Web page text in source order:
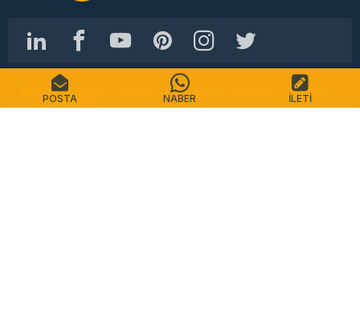
No.98 Shimin Caddesi, Shangcheng Bölgesi, Hangzhou,
Çin, 310016
POSTA NABER İLETI